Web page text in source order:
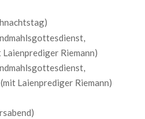
Riemann)
Laienprediger Riemann)